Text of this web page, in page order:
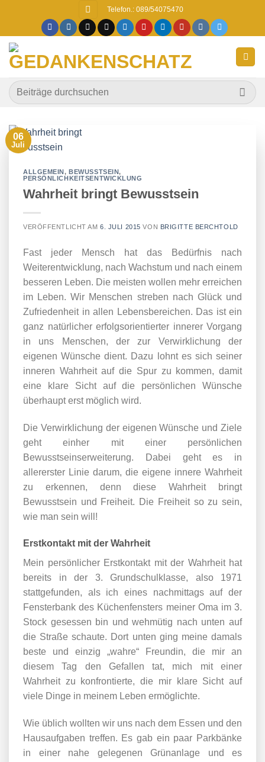
springen
Telefon.: 089/54075470
06
Juli
ALLGEMEIN, BEWUSSTSEIN,
PERSÖNLICHKEITSENTWICKLUNG
Wahrheit bringt Bewusstsein
VERÖFFENTLICHT AM6. JULI 2015 VON BRIGITTE BERCHTOLD
Fast jeder Mensch hat das Bedürfnis nach
Weiterentwicklung, nach Wachstum und nach einem
besseren Leben. Die meisten wollen mehr erreichen
im Leben. Wir Menschen streben nach Glück und
Zufriedenheit in allen Lebensbereichen. Das ist ein
ganz natürlicher erfolgsorientierter innerer Vorgang
in uns Menschen, der zur Verwirklichung der
eigenen Wünsche dient. Dazu lohnt es sich seiner
inneren Wahrheit auf die Spur zu kommen, damit
eine klare Sicht auf die persönlichen Wünsche
überhaupt erst möglich wird.
Die Verwirklichung der eigenen Wünsche und Ziele
geht einher mit einer persönlichen
Bewusstseinserweiterung. Dabei geht es in
allererster Linie darum, die eigene innere Wahrheit
zu erkennen, denn diese Wahrheit bringt
Bewusstsein und Freiheit. Die Freiheit so zu sein,
wie man sein will!
Erstkontakt mit der Wahrheit
Mein persönlicher Erstkontakt mit der Wahrheit hat
bereits in der 3. Grundschulklasse, also 1971
stattgefunden, als ich eines nachmittags auf der
Fensterbank des Küchenfensters meiner Oma im 3.
Stock gesessen bin und wehmütig nach unten auf
die Straße schaute. Dort unten ging meine damals
beste und einzig „wahre“ Freundin, die mir an
diesem Tag den Gefallen tat, mich mit einer
Wahrheit zu konfrontierte, die mir klare Sicht auf
viele Dinge in meinem Leben ermöglichte.
Wie üblich wollten wir uns nach dem Essen und den
Hausaufgaben treffen. Es gab ein paar Parkbänke
in einer nahe gelegenen Grünanlage und es